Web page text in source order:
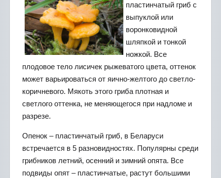
пластинчатый гриб с
выпуклой или
воронковидной
шляпкой и тонкой
ножкой. Все
плодовое тело лисичек рыжеватого цвета, оттенок
может варьироваться от яично-желтого до светло-
коричневого. Мякоть этого гриба плотная и
светлого оттенка, не меняющегося при надломе и
разрезе.
Опенок – пластинчатый гриб, в Беларуси
встречается в 5 разновидностях. Популярны среди
грибников летний, осенний и зимний опята. Все
подвиды опят – пластинчатые, растут большими